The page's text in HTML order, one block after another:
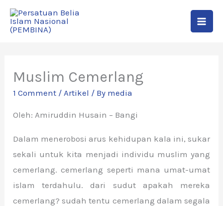
Skip
Muslim Cemerlang
1 Comment /Artikel / By media
Oleh: Amiruddin Husain – Bangi
Dalam menerobosi arus kehidupan kala ini, sukar
sekali untuk kita menjadi individu muslim yang
cemerlang. cemerlang seperti mana umat-umat
islam terdahulu. dari sudut apakah mereka
cemerlang? sudah tentu cemerlang dalam segala